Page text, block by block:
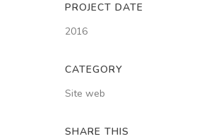
PROJECT DATE
2016
CATEGORY
Site web
SHARE THIS